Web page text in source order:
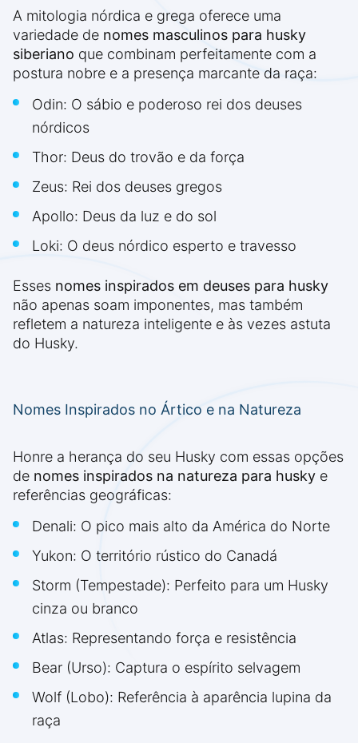
A mitologia nórdica e grega oferece uma
variedade de nomes masculinos para husky
siberiano que combinam perfeitamente com a
postura nobre e a presença marcante da raça:
Odin: O sábio e poderoso rei dos deuses
nórdicos
Thor: Deus do trovão e da força
Zeus: Rei dos deuses gregos
Apollo: Deus da luz e do sol
Loki: O deus nórdico esperto e travesso
Esses nomes inspirados em deuses para husky
não apenas soam imponentes, mas também
refletem a natureza inteligente e às vezes astuta
do Husky.
Nomes Inspirados no Ártico e na Natureza
Honre a herança do seu Husky com essas opções
de nomes inspirados na natureza para husky e
referências geográficas:
Denali: O pico mais alto da América do Norte
Yukon: O território rústico do Canadá
Storm (Tempestade): Perfeito para um Husky
cinza ou branco
Atlas: Representando força e resistência
Bear (Urso): Captura o espírito selvagem
Wolf (Lobo): Referência à aparência lupina da
raça